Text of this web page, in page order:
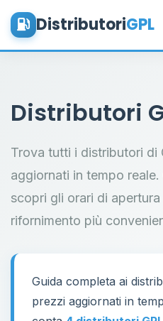
DistributoriGPL
Distributori
Trova tutti i distributori di
aggiornati in tempo
scopri gli orari di
rifornimento più
Guida completa ai
prezzi aggiornati in